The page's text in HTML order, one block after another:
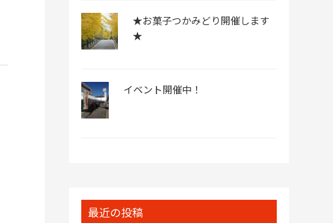
★お菓子つかみどり開催します
★
イベント開催中！
最近の投稿